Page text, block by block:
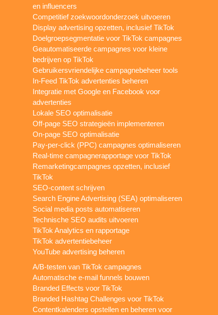
en influencers
Competitief zoekwoordonderzoek uitvoeren
Display advertising opzetten, inclusief TikTok
Doelgroepsegmentatie voor TikTok campagnes
Geautomatiseerde campagnes voor kleine
bedrijven op TikTok
Gebruikersvriendelijke campagnebeheer tools
In-Feed TikTok advertenties beheren
Integratie met Google en Facebook voor
advertenties
Lokale SEO optimalisatie
Off-page SEO strategieën implementeren
On-page SEO optimalisatie
Pay-per-click (PPC) campagnes optimaliseren
Real-time campagnerapportage voor TikTok
Remarketingcampagnes opzetten, inclusief
TikTok
SEO-content schrijven
Search Engine Advertising (SEA) optimaliseren
Social media posts automatiseren
Technische SEO audits uitvoeren
TikTok Analytics en rapportage
TikTok advertentiebeheer
YouTube advertising beheren
A/B-testen van TikTok campagnes
Automatische e-mail funnels bouwen
Branded Effects voor TikTok
Branded Hashtag Challenges voor TikTok
Contentkalenders opstellen en beheren voor